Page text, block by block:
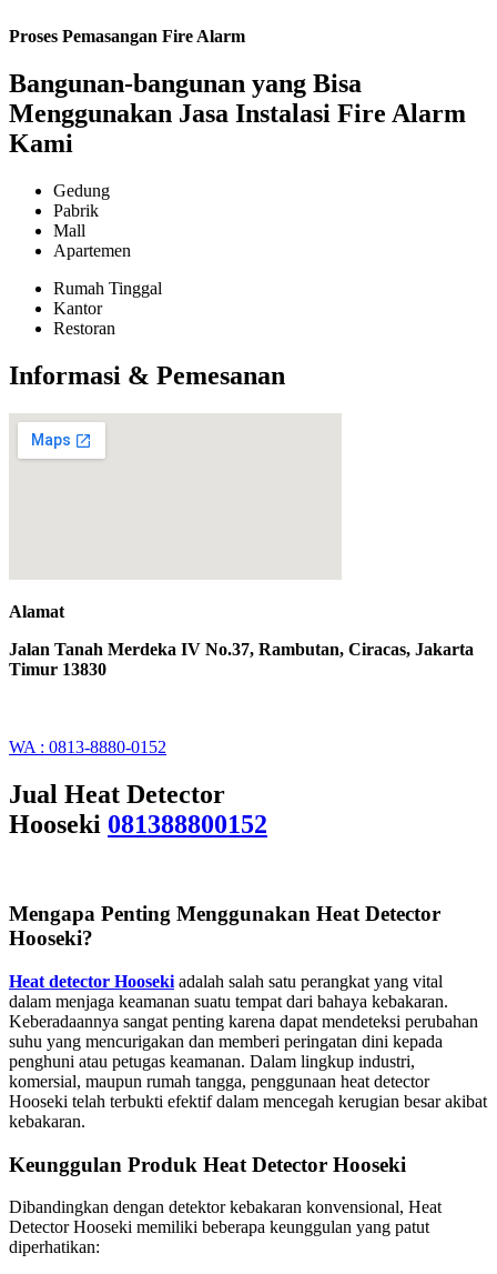
Proses Pemasangan Fire Alarm
Bangunan-bangunan yang Bisa
Menggunakan Jasa Instalasi Fire Alarm
Kami
Gedung
Pabrik
Mall
Apartemen
Rumah Tinggal
Kantor
Restoran
Informasi & Pemesanan
Alamat
Jalan Tanah Merdeka IV No.37, Rambutan, Ciracas, Jakarta
Timur 13830
WA : 0813-8880-0152
Jual Heat Detector
Hooseki 081388800152
Mengapa Penting Menggunakan Heat Detector
Hooseki?
Heat detector Hooseki adalah salah satu perangkat yang vital
dalam menjaga keamanan suatu tempat dari bahaya kebakaran.
Keberadaannya sangat penting karena dapat mendeteksi perubahan
suhu yang mencurigakan dan memberi peringatan dini kepada
penghuni atau petugas keamanan. Dalam lingkup industri,
komersial, maupun rumah tangga, penggunaan heat detector
Hooseki telah terbukti efektif dalam mencegah kerugian besar akibat
kebakaran.
Keunggulan Produk Heat Detector Hooseki
Dibandingkan dengan detektor kebakaran konvensional, Heat
Detector Hooseki memiliki beberapa keunggulan yang patut
diperhatikan: